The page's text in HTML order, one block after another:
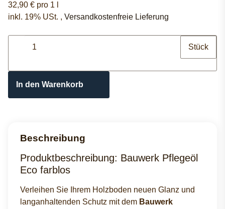
32,90 € pro 1 l
inkl. 19% USt. , Versandkostenfreie Lieferung
Stück
In den Warenkorb
Beschreibung
Produktbeschreibung: Bauwerk Pflegeöl
Eco farblos
Verleihen Sie Ihrem Holzboden neuen Glanz und
langanhaltenden Schutz mit dem Bauwerk